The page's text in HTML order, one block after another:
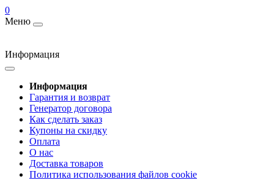
0
Меню
Информация
Информация
Гарантия и возврат
Генератор договора
Как сделать заказ
Купоны на скидку
Оплата
О нас
Доставка товаров
Политика использования файлов cookie